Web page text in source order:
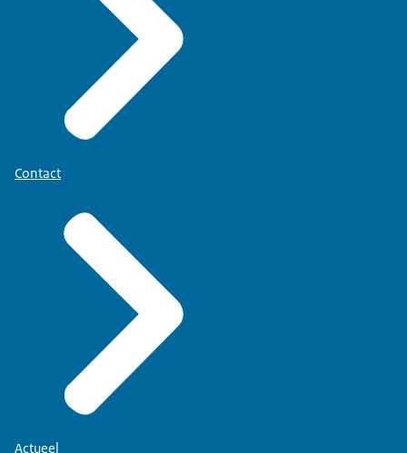
Contact
Actueel